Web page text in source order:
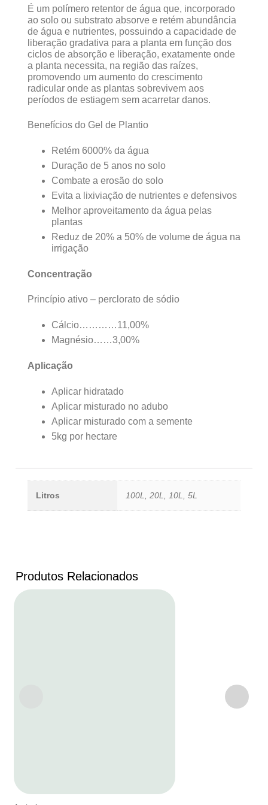
É um polímero retentor de água que, incorporado
ao solo ou substrato absorve e retém abundância
de água e nutrientes, possuindo a capacidade de
liberação gradativa para a planta em função dos
ciclos de absorção e liberação, exatamente onde
a planta necessita, na região das raízes,
promovendo um aumento do crescimento
radicular onde as plantas sobrevivem aos
períodos de estiagem sem acarretar danos.
Benefícios do Gel de Plantio
Retém 6000% da água
Duração de 5 anos no solo
Combate a erosão do solo
Evita a lixiviação de nutrientes e defensivos
Melhor aproveitamento da água pelas
plantas
Reduz de 20% a 50% de volume de água na
irrigação
Concentração
Princípio ativo – perclorato de sódio
Cálcio…………11,00%
Magnésio……3,00%
Aplicação
Aplicar hidratado
Aplicar misturado no adubo
Aplicar misturado com a semente
5kg por hectare
Litros 100L, 20L, 10L, 5L
Produtos Relacionados